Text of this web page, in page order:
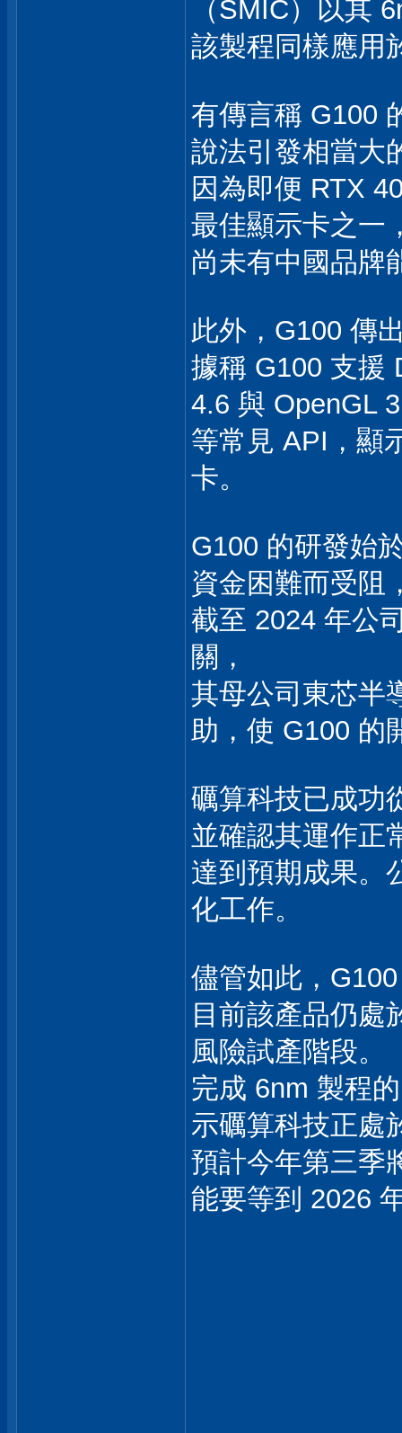
（SMIC）以其
該製程同樣應用
有傳言稱 G100
說法引發相當大
因為即便 RTX
最佳顯示卡之一
尚未有中國品牌
此外，G100 傳
據稱 G100 支援
4.6 與 OpenGL
等常見 API，顯
卡。
G100 的研發始
資金困難而受阻
截至 2024 年公
關，
其母公司東芯半
助，使 G100 的
礪算科技已成功
並確認其運作正
達到預期成果。
化工作。
儘管如此，
目前該產品仍處
風險試產階段。
完成 6nm 製程
示礪算科技正處
預計今年第三季
能要等到 2026